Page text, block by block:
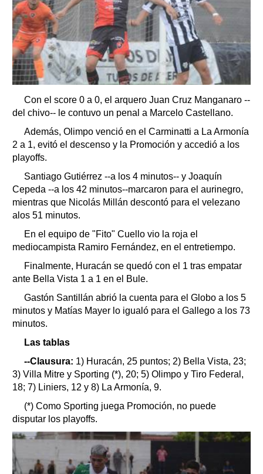
Con el score 0 a 0, el arquero Juan Cruz Manganaro --
del chivo-- le contuvo un penal a Marcelo Castellano.
Además, Olimpo venció en el Carminatti a La Armonía
2 a 1, evitó el descenso y la Promoción y accedió a los
playoffs.
Santiago Gutiérrez --a los 4 minutos-- y Joaquín
Cepeda --a los 42 minutos--marcaron para el aurinegro,
mientras que Nicolás Millán descontó para el velezano
alos 51 minutos.
En el equipo de "Fito" Cuello vio la roja el
mediocampista Ramiro Fernández, en el entretiempo.
Finalmente, Huracán se quedó con el 1 tras empatar
ante Bella Vista 1 a 1 en el Bule.
Gastón Santillán abrió la cuenta para el Globo a los 5
minutos y Matías Mayer lo igualó para el Gallego a los 73
minutos.
Las tablas
--Clausura: 1) Huracán, 25 puntos; 2) Bella Vista, 23;
3) Villa Mitre y Sporting (*), 20; 5) Olimpo y Tiro Federal,
18; 7) Liniers, 12 y 8) La Armonía, 9.
(*) Como Sporting juega Promoción, no puede
disputar los playoffs.